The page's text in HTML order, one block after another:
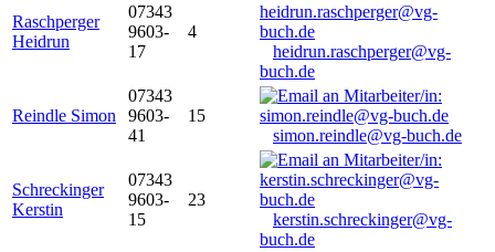
Raschperger
Heidrun
07343
9603-
17
4
heidrun.raschperger@vg-
buch.de
Reindle Simon
07343
9603-
41
15
simon.reindle@vg-buch.de
Schreckinger
Kerstin
07343
9603-
15
23
kerstin.schreckinger@vg-
buch.de